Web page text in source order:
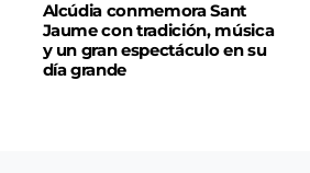
Alcúdia conmemora Sant
Jaume con tradición, música
y un gran espectáculo en su
día grande